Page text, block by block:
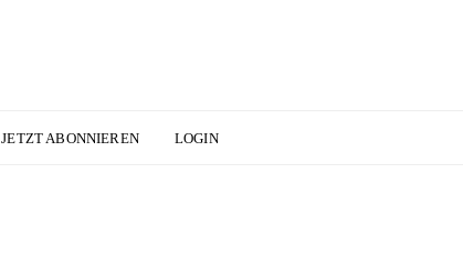
JETZT ABONNIEREN LOGIN